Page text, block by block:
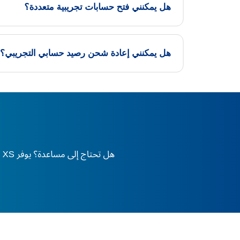
هل يمكنني فتح حسابات تجريبية متعددة؟
هل يمكنني إعادة شحن رصيد حسابي التجريبي؟
هل تحتاج إلى مساعدة؟ يوفر XS دعم الخبراء على مدار 24 ساعة طوال أيام الأسبوع، في أي وقت وفي أي مكان في العالم.